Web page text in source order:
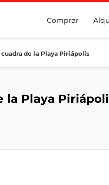
Comprar
cuadra de la Playa Piriápolis
la Playa